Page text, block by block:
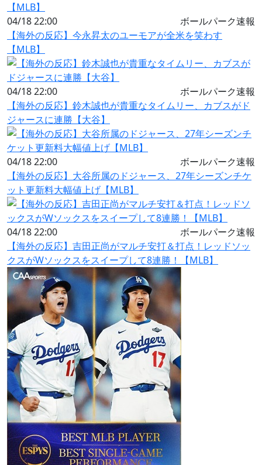
04/18 22:00
ボールパーク速報
【海外の反応】今永昇太のユーモアが全米を笑わす
【MLB】
04/18 22:00
ボールパーク速報
【海外の反応】鈴木誠也が貴重なタイムリー、カブスがド
ジャースに連勝【大谷】
04/18 22:00
ボールパーク速報
【海外の反応】大谷所属のドジャース、27年シーズンチケ
ット更新料大幅値上げ【MLB】
04/18 22:00
ボールパーク速報
【海外の反応】吉田正尚がマルチ安打＆打点！レッドソッ
クスがWソックスをスイープして8連勝！【MLB】